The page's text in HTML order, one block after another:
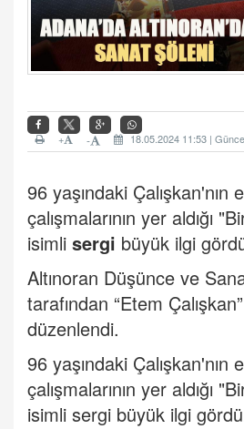
18.05.2024 11:53 |
-
+
96 yaşındaki Çalışkan'nın
çalışmalarının yer aldığı
isimli sergi büyük ilgi
Altınoran Düşünce ve
tarafından “Etem Çalışkan”
düzenlendi.
96 yaşındaki Çalışkan'nın
çalışmalarının yer aldığı
isimli sergi büyük ilgi